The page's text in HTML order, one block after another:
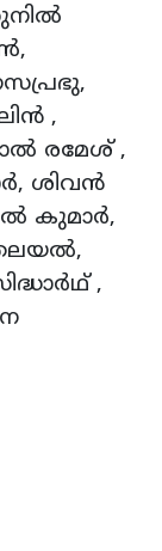
,
രമേശ് ,
ശിവന്‍
കുമാര്‍,
,